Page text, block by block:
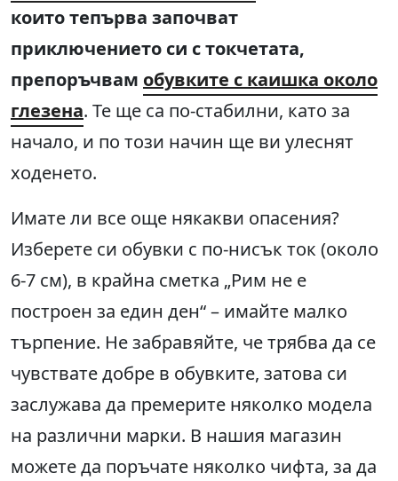
които тепърва започват
приключението си с токчетата,
препоръчвам обувките с каишка около
глезена. Те ще са по-стабилни, като за
начало, и по този начин ще ви улеснят
ходенето.
Имате ли все още някакви опасения?
Изберете си обувки с по-нисък ток (около
6-7 см), в крайна сметка „Рим не е
построен за един ден“ – имайте малко
търпение. Не забравяйте, че трябва да се
чувствате добре в обувките, затова си
заслужава да премерите няколко модела
на различни марки. В нашия магазин
можете да поръчате няколко чифта, за да